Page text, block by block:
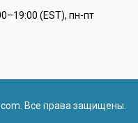
(EST), пн-пт
Все права защищены.